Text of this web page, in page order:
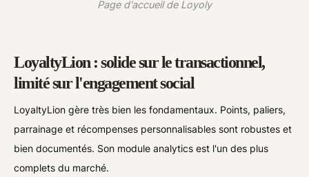
Page d'accueil de Loyoly
LoyaltyLion : solide sur le transactionnel,
limité sur l'engagement social
LoyaltyLion gère très bien les fondamentaux. Points, paliers,
parrainage et récompenses personnalisables sont robustes et
bien documentés. Son module analytics est l'un des plus
complets du marché.